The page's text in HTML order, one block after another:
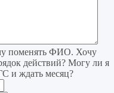
поменять ФИО. Хочу
действий? Могу ли я
и ждать месяц?